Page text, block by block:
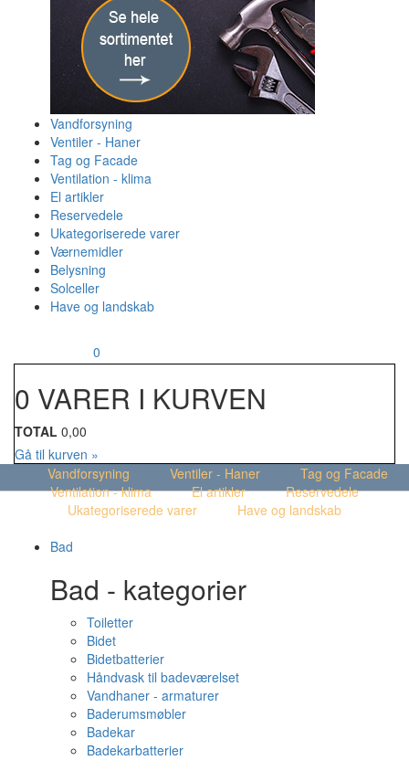
Vandforsyning
Ventiler - Haner
Tag og Facade
Ventilation - klima
El artikler
Reservedele
Ukategoriserede varer
Værnemidler
Belysning
Solceller
Have og landskab
0
0 VARER I KURVEN
TOTAL 0,00
Gå til kurven »
Vandforsyning
Ventiler - Haner
Tag og Facade
Ventilation - klima
El artikler
Reservedele
Ukategoriserede varer
Have og landskab
Bad
Bad - kategorier
Toiletter
Bidet
Bidetbatterier
Håndvask til badeværelset
Vandhaner - armaturer
Baderumsmøbler
Badekar
Badekarbatterier